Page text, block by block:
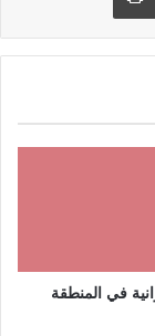
في المنطقة